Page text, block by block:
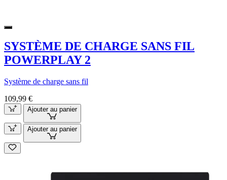
SYSTÈME DE CHARGE SANS FIL
POWERPLAY 2
Système de charge sans fil
109,99 €
Ajouter au panier
Ajouter au panier